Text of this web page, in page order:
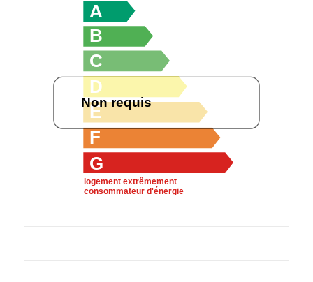
A
B
C
D
E
F
G
logement extrêmement
consommateur d'énergie
Non requis